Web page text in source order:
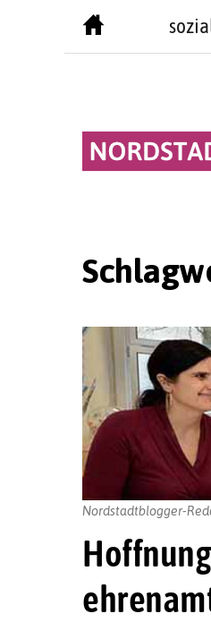
Nordstadtblogger-